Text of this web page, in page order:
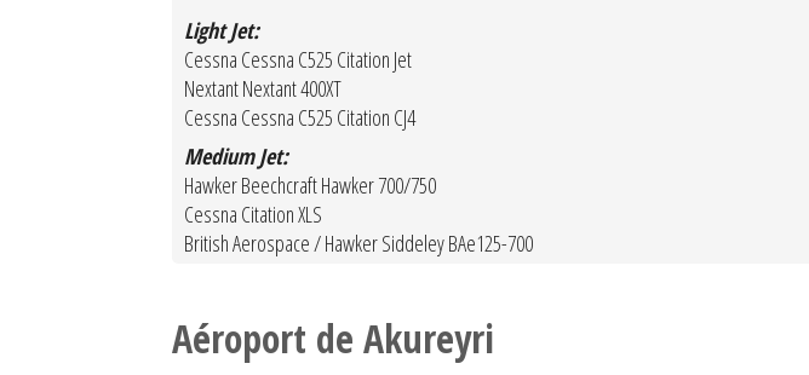
Light Jet:
Cessna Cessna C525 Citation Jet
Nextant Nextant 400XT
Cessna Cessna C525 Citation CJ4
Medium Jet:
Hawker Beechcraft Hawker 700/750
Cessna Citation XLS
British Aerospace / Hawker Siddeley BAe125-700
Aéroport de Akureyri